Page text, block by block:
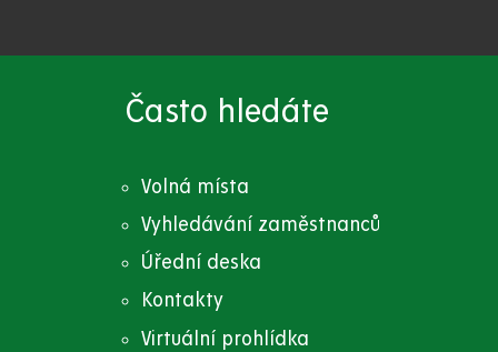
Často hledáte
Volná místa
Vyhledávání zaměstnanců
Úřední deska
Kontakty
Virtuální prohlídka